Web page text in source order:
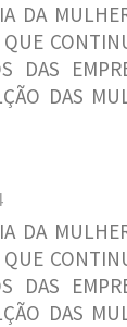
DA
QUE
DAS
DAS
DA
QUE
DAS
DAS